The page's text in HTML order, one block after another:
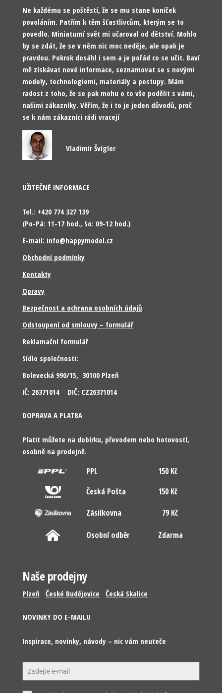
Ne každému se poštěstí, že se mu stane koníček
povoláním. Patřím k těm šťastlivcům, kterým se to
povedlo. Miniaturní svět mi učaroval od dětství. Mohlo
by se zdát, že se v něm nic moc neděje, ale opak je
pravdou. Pokrok dosáhl i sem a je pořád co se učit. Baví
mě získávat nové informace, seznamovat se s novými
modely, technologiemi, materiály a postupy. Mám
radost z toho, že se pak mohu o to vše podělit s vámi,
našimi zákazníky. Věřím, že i to je jeden důvodů, proč
se k nám zákazníci rádi vracejí
Vladimír Švígler
UŽITEČNÉ INFORMACE
Tel.: +420 774 327 139
(Po-Pá: 11-17 hod., So: 09-12 hod.)
E-mail: info@happymodel.cz
Obchodní podmínky
Kontakty
Opravy
Bezpečnost a ochrana osobních údajů
Odstoupení od smlouvy – formulář
Reklamační formulář
Sídlo společnosti:
Bolevecká 990/15, 30100 Plzeň
IČ: 26371014 DIČ: CZ26371014
DOPRAVA A PLATBA
Platit můžete na dobírku, převodem nebo hotovostí,
osobně na prodejně.
PPL
150 Kč
Česká Pošta
150 Kč
Zásilkovna
79 Kč
Osobní odběr Zdarma
Naše prodejny
Plzeň České Budějovice Česká Skalice
NOVINKY DO E-MAILU
Inspirace, novinky, návody – nic vám neuteče